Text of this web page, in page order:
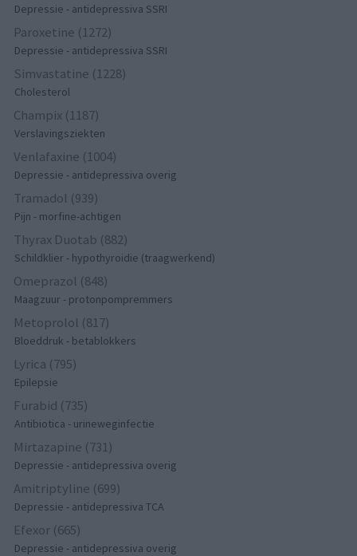
Depressie - antidepressiva SSRI
Paroxetine (1272)
Depressie - antidepressiva SSRI
Simvastatine (1228)
Cholesterol
Champix (1187)
Verslavingsziekten
Venlafaxine (1004)
Depressie - antidepressiva overig
Tramadol (939)
Pijn - morfine-achtigen
Thyrax Duotab (882)
Schildklier - hypothyroidie (traagwerkend)
Omeprazol (848)
Maagzuur - protonpompremmers
Metoprolol (817)
Bloeddruk - betablokkers
Lyrica (795)
Epilepsie
Furabid (735)
Antibiotica - urineweginfectie
Mirtazapine (731)
Depressie - antidepressiva overig
Amitriptyline (699)
Depressie - antidepressiva TCA
Efexor (665)
Depressie - antidepressiva overig